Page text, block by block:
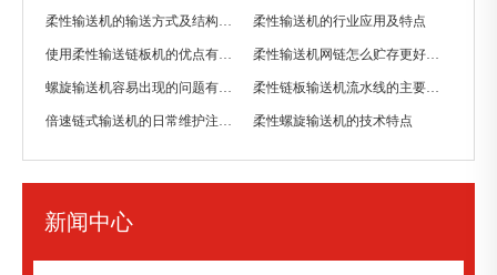
柔性输送机的输送方式及结构是怎样的？ 柔性输送机的行业应用及特点
使用柔性输送链板机的优点有哪些？ 柔性输送机网链怎么贮存更好一些？
螺旋输送机容易出现的问题有哪些？ 柔性链板输送机流水线的主要特点
倍速链式输送机的日常维护注意事项 柔性螺旋输送机的技术特点
新闻中心